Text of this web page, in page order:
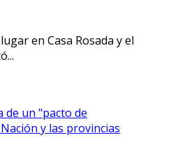
en Casa Rosada y el